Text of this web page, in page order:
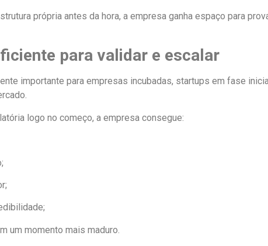
própria antes da hora, a empresa ganha espaço para
para validar e escalar
importante para empresas incubadas, startups em fase
logo no começo, a empresa consegue:
um momento mais maduro.